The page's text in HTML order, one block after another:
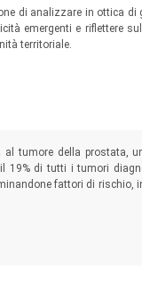
di analizzare in ottica di
emergenti e riflettere
territoriale.
al tumore della prostata,
19% di tutti i tumori
fattori di rischio,
Attiva alla chirurgia